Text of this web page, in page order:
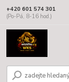
+420 601 574 301
(Po-Pá, 8-16 hod.)